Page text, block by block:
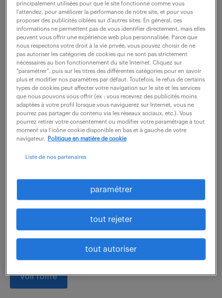
Engineering, vous apporterez un support
opérationnel et technique pour l'entretien des
infrastructures et la réalisation des projets Travaux...
voir l'offre
technicien sav d'engin de
maintenance (f/h)
4 mai 2026
Comment le poste de Technicien dépanneur SAV
(F/H) pourrait-il enrichir votre parcours professionnel
? En tant que professionnel(le) en charge des
interventions techniques, vous assurerez la...
voir l'offre
principalement utilisées pour que le site fonctionne comme vous
l’attendez, pour améliorer la performance de notre site, et pour vous
proposer des publicités ciblées sur d’autres sites. En général, ces
informations ne permettent pas de vous identifier directement, mais elles
peuvent vous offrir une expérience web plus personnalisée. Parce que
nous respectons votre droit à la vie privée, vous pouvez choisir de ne
pas autoriser les catégories de cookies qui ne sont pas strictement
nécessaires au bon fonctionnement du site Internet. Cliquez sur
“paramétrer”, puis sur les titres des différentes catégories pour en savoir
plus et modifier nos paramètres par défaut. Toutefois, le refus de certains
types de cookies peut affecter votre navigation sur le site et les services
que nous pouvons vous offrir (ex : vous recevrez des publicités moins
adaptées à votre profil lorsque vous naviguerez sur Internet, vous ne
pourrez pas partager du contenu via les réseaux sociaux, etc.). Vous
pourrez retirer votre consentement ou modifier votre paramétrage à tout
moment via l’icône cookie disponible en bas et à gauche de votre
navigateur.
Politique en matière de cookie
Liste de nos partenaires
paramétrer
tout rejeter
tout autoriser